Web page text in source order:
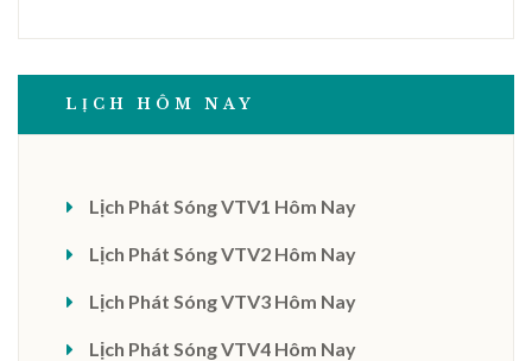
LỊCH HÔM NAY
Lịch Phát Sóng VTV1 Hôm Nay
Lịch Phát Sóng VTV2 Hôm Nay
Lịch Phát Sóng VTV3 Hôm Nay
Lịch Phát Sóng VTV4 Hôm Nay